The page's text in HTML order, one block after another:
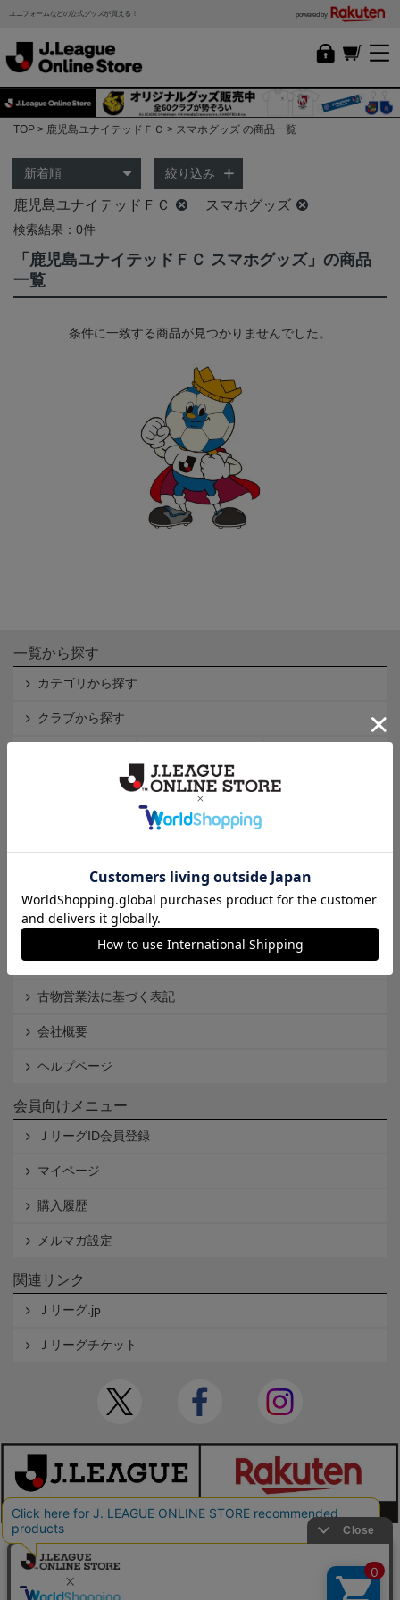
ユニフォームなどの公式グッズが買える！ powered by
TOP 鹿児島ユナイテッドＦＣ スマホグッズ の商品一覧
絞り込み
鹿児島ユナイテッドＦＣ スマホグッズ
検索結果：0件
「鹿児島ユナイテッドＦＣ スマホグッズ」の商品
一覧
条件に一致する商品が見つかりませんでした。
一覧から探す
カテゴリから探す
クラブから探す
インフォメーション
Ｊリーグオンラインストアとは
利用規約
個人情報保護方針
Cookieポリシー
特定商取引法に基づく表記
古物営業法に基づく表記
会社概要
ヘルプページ
会員向けメニュー
ＪリーグID会員登録
マイページ
購入履歴
メルマガ設定
関連リンク
Ｊリーグ.jp
Ｊリーグチケット
本サイトで使用している文章・画像等の無断での複製・転載を禁止します。
© JAPAN PROFESSIONAL FOOTBALL LEAGUE Rakuten Group, Inc. ALL RIGHTS RE